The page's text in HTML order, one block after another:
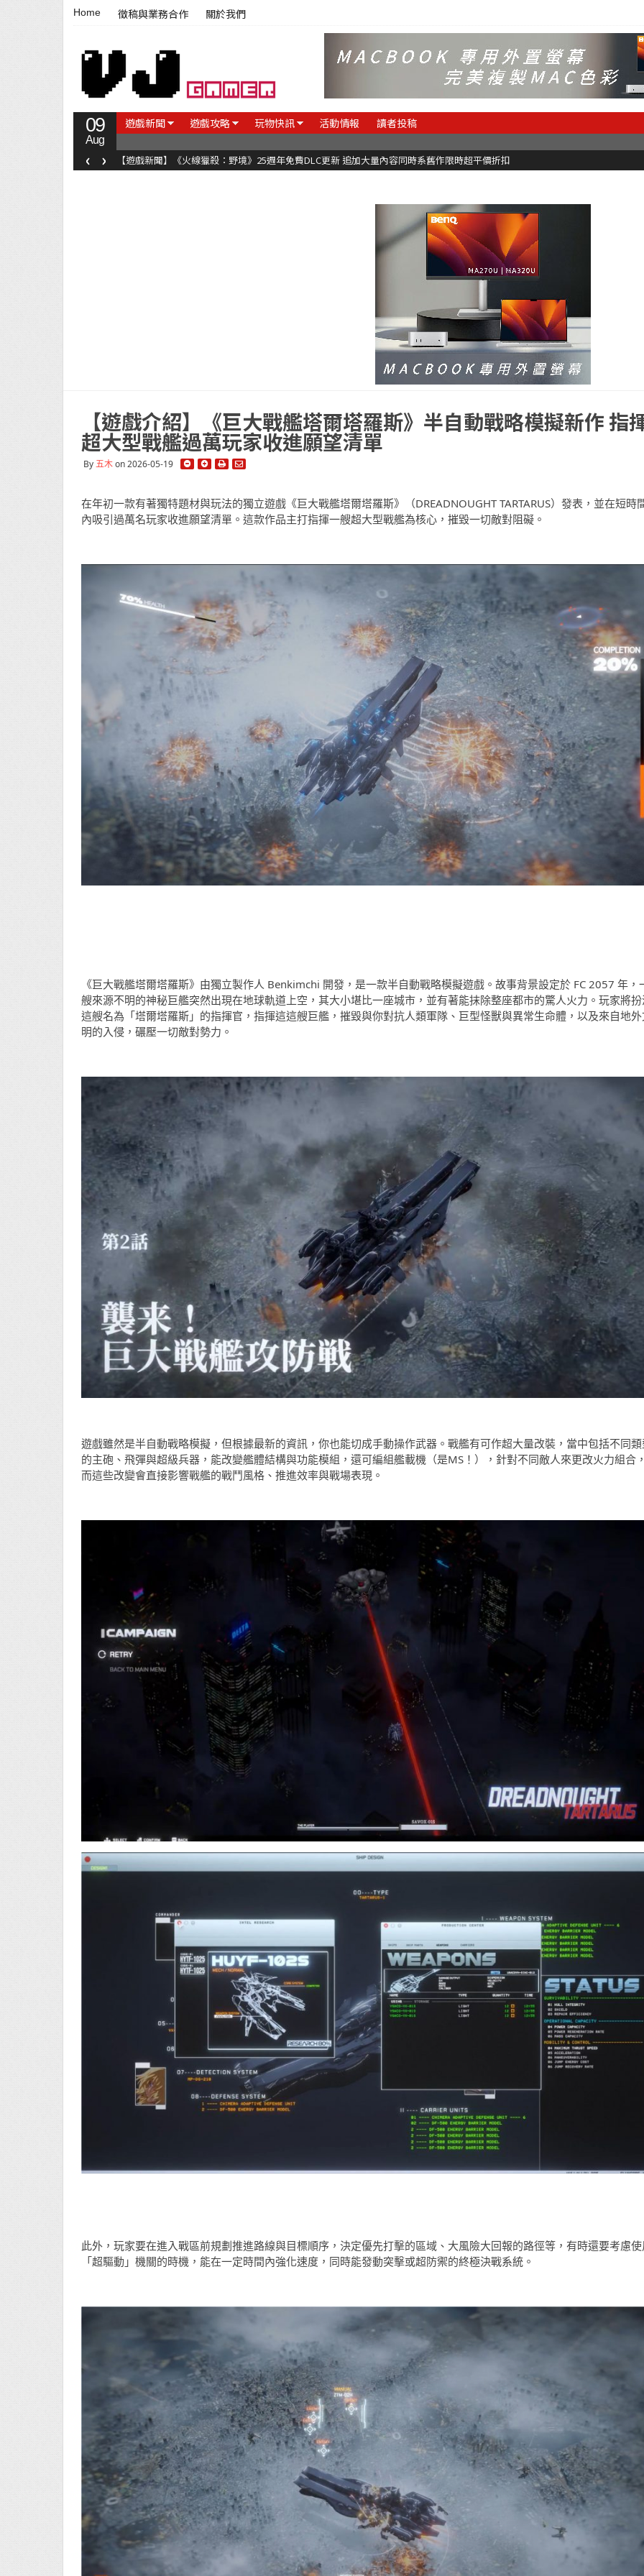
Home 徵稿與業務合作 關於我們
09
Aug
遊戲新聞 遊戲攻略 玩物快訊 活動情報 讀者投稿
【遊戲新聞】《火線獵殺：野境》25週年免費DLC更新 追加大量內容同時系舊作限時超平價折扣
‹ ›
【遊戲介紹】《巨大戰艦塔爾塔羅斯》半自動戰略模擬新作 指
超大型戰艦過萬玩家收進願望清單
By五木on 2026-05-19
在年初一款有著獨特題材與玩法的獨立遊戲《巨大戰艦塔爾塔羅斯》（DREADNOUGHT TARTARUS）發表，並在短時
內吸引過萬名玩家收進願望清單。這款作品主打指揮一艘超大型戰艦為核心，摧毀一切敵對阻礙。
《巨大戰艦塔爾塔羅斯》由獨立製作人 Benkimchi 開發，是一款半自動戰略模擬遊戲。故事背景設定於 FC 2057 年，
艘來源不明的神秘巨艦突然出現在地球軌道上空，其大小堪比一座城市，並有著能抹除整座都市的驚人火力。玩家將
這艘名為「塔爾塔羅斯」的指揮官，指揮這這艘巨艦，摧毀與你對抗人類軍隊、巨型怪獸與異常生命體，以及來自地
明的入侵，碾壓一切敵對勢力。
遊戲雖然是半自動戰略模擬，但根據最新的資訊，你也能切成手動操作武器。戰艦有可作超大量改裝，當中包括不同
的主砲、飛彈與超級兵器，能改變艦體結構與功能模組，還可編組艦載機（是MS！），針對不同敵人來更改火力組合
而這些改變會直接影響戰艦的戰鬥風格、推進效率與戰場表現。
此外，玩家要在進入戰區前規劃推進路線與目標順序，決定優先打擊的區域、大風險大回報的路徑等，有時還要考慮
「超驅動」機關的時機，能在一定時間內強化速度，同時能發動突擊或超防禦的終極決戰系統。